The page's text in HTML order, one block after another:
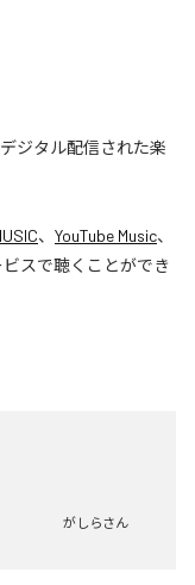
ジタル配信された楽
、 YouTube Music、
スで聴くことができ
がしらさん